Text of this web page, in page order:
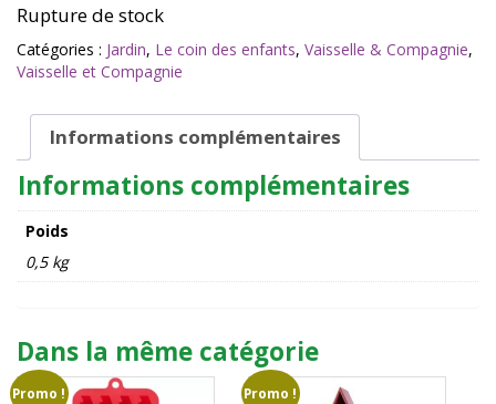
Rupture de stock
Catégories : Jardin, Le coin des enfants, Vaisselle & Compagnie,
Vaisselle et Compagnie
Informations complémentaires
Informations complémentaires
Poids
0,5 kg
Dans la même catégorie
Promo ! Promo !